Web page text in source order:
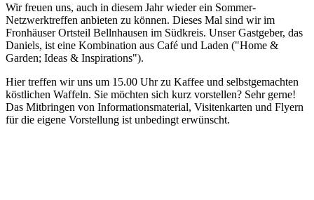
Wir freuen uns, auch in diesem Jahr wieder ein Sommer-
Netzwerktreffen anbieten zu können. Dieses Mal sind wir im
Fronhäuser Ortsteil Bellnhausen im Südkreis. Unser Gastgeber, das
Daniels, ist eine Kombination aus Café und Laden ("Home &
Garden; Ideas & Inspirations").
Hier treffen wir uns um 15.00 Uhr zu Kaffee und selbstgemachten
köstlichen Waffeln. Sie möchten sich kurz vorstellen? Sehr gerne!
Das Mitbringen von Informationsmaterial, Visitenkarten und Flyern
für die eigene Vorstellung ist unbedingt erwünscht.